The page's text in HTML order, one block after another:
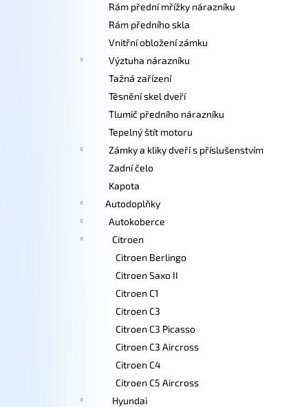
Rám přední mřížky nárazníku
Rám předního skla
Vnitřní obložení zámku
Výztuha nárazníku
Tažná zařízení
Těsnění skel dveří
Tlumič předního nárazníku
Tepelný štít motoru
Zámky a kliky dveří s příslušenstvím
Zadní čelo
Kapota
Autodoplňky
Autokoberce
Citroen
Citroen Berlingo
Citroen Saxo II
Citroen C1
Citroen C3
Citroen C3 Picasso
Citroen C3 Aircross
Citroen C4
Citroen C5 Aircross
Hyundai